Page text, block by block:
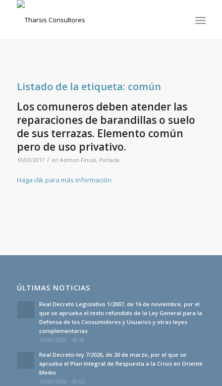
Listado de la etiqueta: común
Los comuneros deben atender las
reparaciones de barandillas o suelo
de sus terrazas. Elemento común
pero de uso privativo.
10/03/2017 / en Admon.Fincas, Portada
Haga clik para más información
ÚLTIMAS NOTICIAS
Real Decreto Legislativo 1/2007, de 16 de noviembre, por el
que se aprueba el texto refundido de la Ley General para la
Defensa de los Consumidores y Usuarios y otras leyes
complementarias.
19/06/2026 - 16:46
Real Decreto-ley 7/2026, de 20 de marzo, por el que se
aprueba el Plan Integral de Respuesta a la Crisis en Oriente
Medio.
10/06/2026 - 16:55